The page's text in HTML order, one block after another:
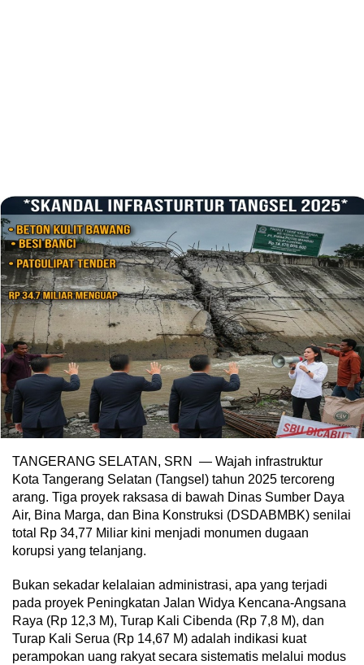
TANGERANG SELATAN, SRN — Wajah infrastruktur
Kota Tangerang Selatan (Tangsel) tahun 2025 tercoreng
arang. Tiga proyek raksasa di bawah Dinas Sumber Daya
Air, Bina Marga, dan Bina Konstruksi (DSDABMBK) senilai
total Rp 34,77 Miliar kini menjadi monumen dugaan
korupsi yang telanjang.
Bukan sekadar kelalaian administrasi, apa yang terjadi
pada proyek Peningkatan Jalan Widya Kencana-Angsana
Raya (Rp 12,3 M), Turap Kali Cibenda (Rp 7,8 M), dan
Turap Kali Serua (Rp 14,67 M) adalah indikasi kuat
perampokan uang rakyat secara sistematis melalui modus